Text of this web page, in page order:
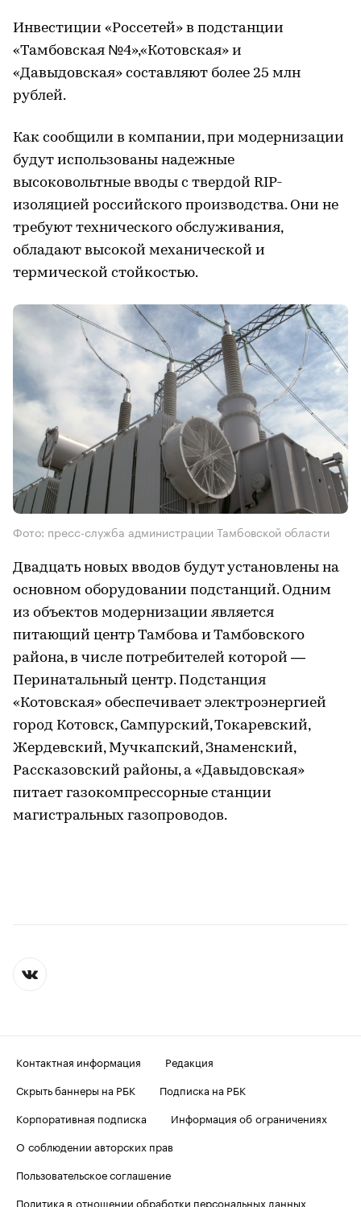
Инвестиции «Россетей» в подстанции
«Тамбовская №4»,«Котовская» и
«Давыдовская» составляют более 25 млн
рублей.
Как сообщили в компании, при модернизации
будут использованы надежные
высоковольтные вводы с твердой RIP-
изоляцией российского производства. Они не
требуют технического обслуживания,
обладают высокой механической и
термической стойкостью.
Фото: пресс-служба администрации Тамбовской области
Двадцать новых вводов будут установлены на
основном оборудовании подстанций. Одним
из объектов модернизации является
питающий центр Тамбова и Тамбовского
района, в числе потребителей которой —
Перинатальный центр. Подстанция
«Котовская» обеспечивает электроэнергией
город Котовск, Сампурский, Токаревский,
Жердевский, Мучкапский, Знаменский,
Рассказовский районы, а «Давыдовская»
питает газокомпрессорные станции
магистральных газопроводов.
Контактная информация
Редакция
Скрыть баннеры на РБК
Подписка на РБК
Корпоративная подписка
Информация об ограничениях
О соблюдении авторских прав
Пользовательское соглашение
Политика в отношении обработки персональных данных